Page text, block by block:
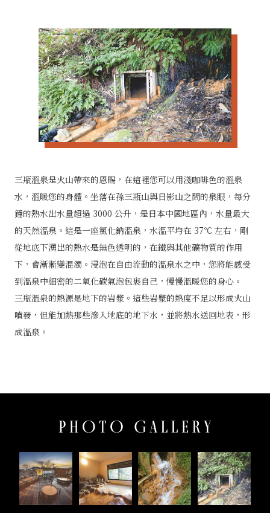
三瓶溫泉是火山帶來的恩賜，在這裡您可以用淺咖啡色的溫泉
水，溫暖您的身體。坐落在孫三瓶山與日影山之間的泉眼，每分
鐘的熱水出水量超過 3000 公升，是日本中國地區內，水量最大
的天然溫泉。這是一座氯化鈉溫泉，水溫平均在 37℃ 左右，剛
從地底下湧出的熱水是無色透明的，在鐵與其他礦物質的作用
下，會漸漸變混濁。浸泡在自由流動的溫泉水之中，您將能感受
到溫泉中細密的二氧化碳氣泡包裹自己，慢慢溫暖您的身心。
三瓶溫泉的熱源是地下的岩漿。這些岩漿的熱度不足以形成火山
噴發，但能加熱那些滲入地底的地下水，並將熱水送回地表，形
成溫泉。